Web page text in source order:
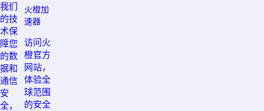
我们
的技
术保
障您
的数
据和
通信
安
全，
火橙加
速器
访问火
橙官方
网站，
体验全
球范围
的安全